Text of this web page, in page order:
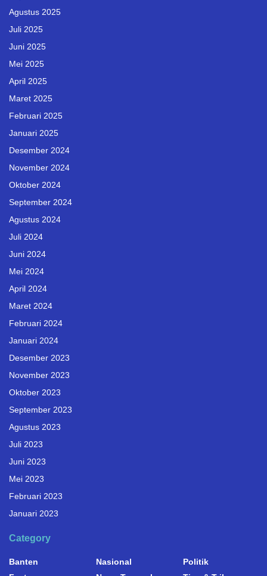
Agustus 2025
Juli 2025
Juni 2025
Mei 2025
April 2025
Maret 2025
Februari 2025
Januari 2025
Desember 2024
November 2024
Oktober 2024
September 2024
Agustus 2024
Juli 2024
Juni 2024
Mei 2024
April 2024
Maret 2024
Februari 2024
Januari 2024
Desember 2023
November 2023
Oktober 2023
September 2023
Agustus 2023
Juli 2023
Juni 2023
Mei 2023
Februari 2023
Januari 2023
Category
Banten
Nasional
Politik